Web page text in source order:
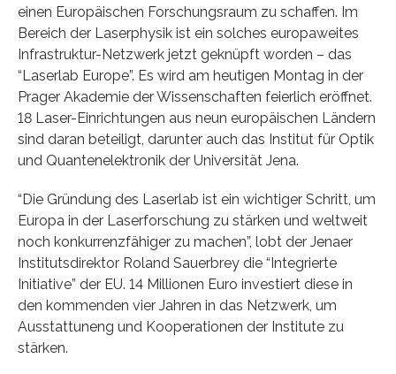
einen Europäischen Forschungsraum zu schaffen. Im
Bereich der Laserphysik ist ein solches europaweites
Infrastruktur-Netzwerk jetzt geknüpft worden – das
“Laserlab Europe”. Es wird am heutigen Montag in der
Prager Akademie der Wissenschaften feierlich eröffnet.
18 Laser-Einrichtungen aus neun europäischen Ländern
sind daran beteiligt, darunter auch das Institut für Optik
und Quantenelektronik der Universität Jena.
“Die Gründung des Laserlab ist ein wichtiger Schritt, um
Europa in der Laserforschung zu stärken und weltweit
noch konkurrenzfähiger zu machen”, lobt der Jenaer
Institutsdirektor Roland Sauerbrey die “Integrierte
Initiative” der EU. 14 Millionen Euro investiert diese in
den kommenden vier Jahren in das Netzwerk, um
Ausstattuneng und Kooperationen der Institute zu
stärken.